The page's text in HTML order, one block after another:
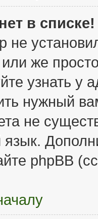
в списке!
не
же
узнать у
нужный
не
язык.
phpBB